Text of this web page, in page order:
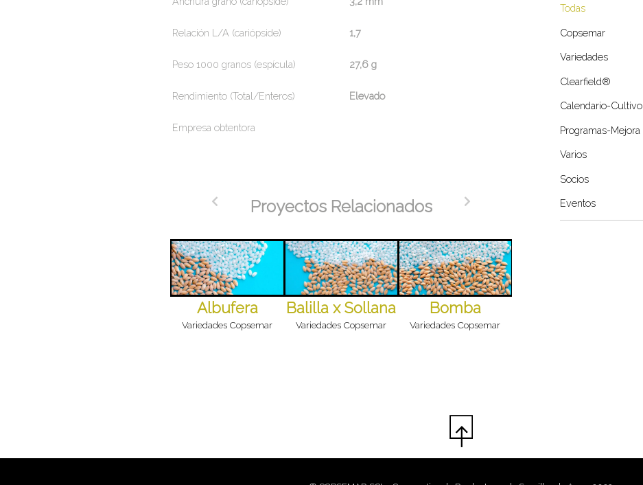
Relación L/A (cariópside) 1,7
Peso 1000 granos (espícula) 27,6 g
Rendimiento (Total/Enteros) Elevado
Empresa obtentora
Proyectos Relacionados
Albufera
Variedades Copsemar
Balilla x Sollana
Variedades Copsemar
Bomba
Variedades Copsemar
Todas
Copsemar
Variedades
Clearfield®
Calendario-Cultivo
Programas-Mejora
Varios
Socios
Eventos